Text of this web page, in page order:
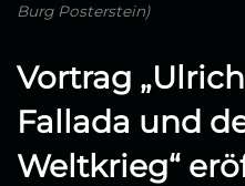
Burg Posterstein)
Vortrag
Fallada und
Weltkrieg“